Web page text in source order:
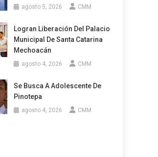
agosto 5, 2026 CMM
Logran Liberación Del Palacio
Municipal De Santa Catarina
Mechoacán
agosto 4, 2026 CMM
Se Busca A Adolescente De
Pinotepa
agosto 4, 2026 CMM